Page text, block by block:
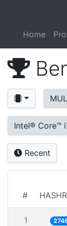
Home
Intel® Core™
Recent
#
1